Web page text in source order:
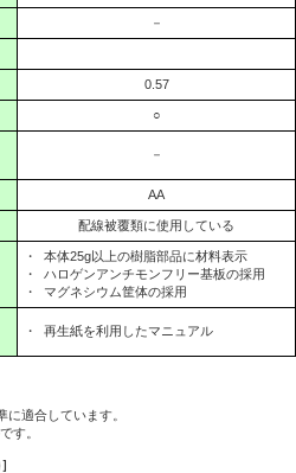
－
0.57
○
－
AA
配線被覆類に使用している
・
本体25g以上の樹脂部品に材料表示
・
ハロゲンアンチモンフリー基板の採用
・
マグネシウム筐体の採用
・ 再生紙を利用したマニュアル
適合しています。
す。